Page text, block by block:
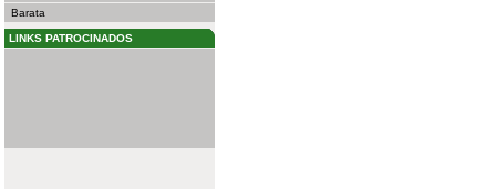
Barata
LINKS PATROCINADOS